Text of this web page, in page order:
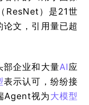
ResNet）是21世
文，引用量已超
部企业和大量AI应
表示认可，纷纷接
Agent视为大模型